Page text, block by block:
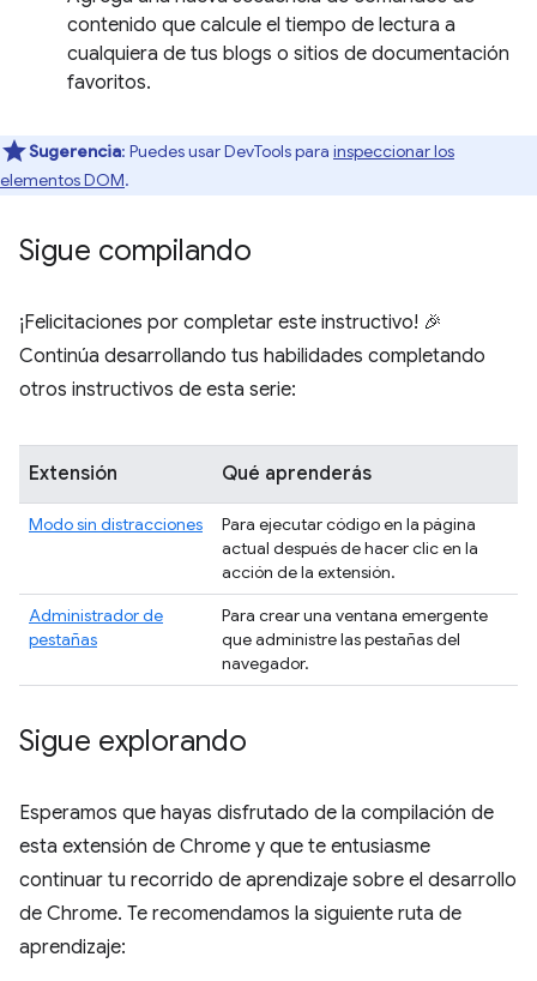
contenido que calcule el tiempo de lectura a
cualquiera de tus blogs o sitios de documentación
favoritos.
Sugerencia: Puedes usar DevTools para inspeccionar los
elementos DOM.
Sigue compilando
¡Felicitaciones por completar este instructivo! 🎉
Continúa desarrollando tus habilidades completando
otros instructivos de esta serie:
Extensión Qué aprenderás
Modo sin distracciones
Para ejecutar código en la página
actual después de hacer clic en la
acción de la extensión.
Administrador de
pestañas
Para crear una ventana emergente
que administre las pestañas del
navegador.
Sigue explorando
Esperamos que hayas disfrutado de la compilación de
esta extensión de Chrome y que te entusiasme
continuar tu recorrido de aprendizaje sobre el desarrollo
de Chrome. Te recomendamos la siguiente ruta de
aprendizaje: